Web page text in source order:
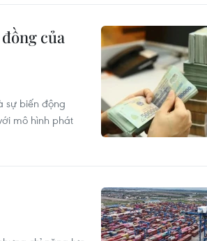
của
sự biến động
mô hình phát